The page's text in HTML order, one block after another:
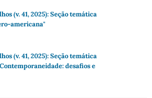
(v. 41, 2025): Seção temática
americana"
(v. 41, 2025): Seção temática
desafios e